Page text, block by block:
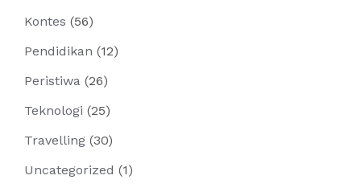
Kontes (56)
Pendidikan (12)
Peristiwa (26)
Teknologi (25)
Travelling (30)
Uncategorized (1)